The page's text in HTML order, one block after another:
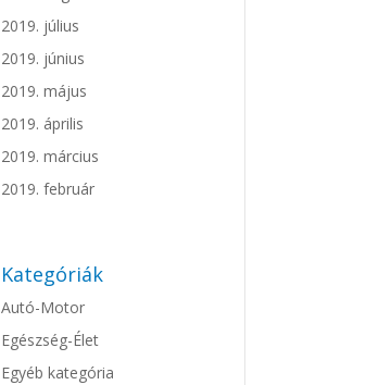
2019. július
2019. június
2019. május
2019. április
2019. március
2019. február
Kategóriák
Autó-Motor
Egészség-Élet
Egyéb kategória